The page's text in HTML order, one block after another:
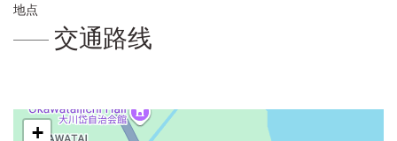
地点
交通路线
+